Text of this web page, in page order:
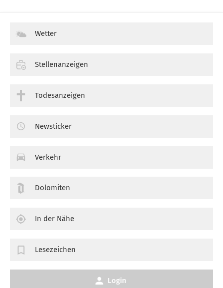
Wetter
Stellenanzeigen
Todesanzeigen
Newsticker
Verkehr
Dolomiten
In der Nähe
Lesezeichen
Login